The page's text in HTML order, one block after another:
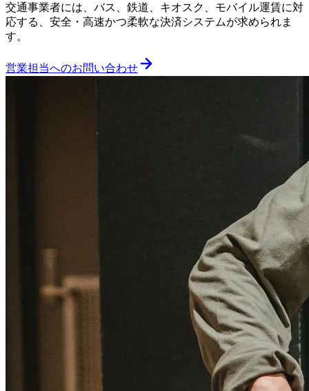
交通事業者には、バス、鉄道、キオスク、モバイル運賃に対
応する、安全・高速かつ柔軟な決済システムが求められま
す。
営業担当へのお問い合わせ